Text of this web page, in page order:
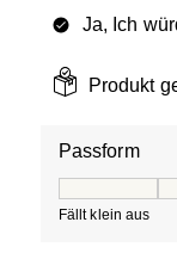
Ja, Ich
Produkt
Passform
Fällt klein aus